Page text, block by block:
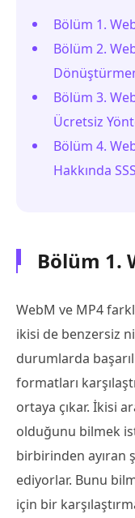
Bölüm 1.
Bölüm 2.
Bölüm 3.
Ücretsiz
Bölüm 4.
Hakkında SSS
Bölüm 1.
WebM ve MP4
ikisi de benzersiz
durumlarda
formatları
ortaya çıkar. İkisi
olduğunu bilmek
birbirinden ayıran
ediyorlar. Bunu
için bir